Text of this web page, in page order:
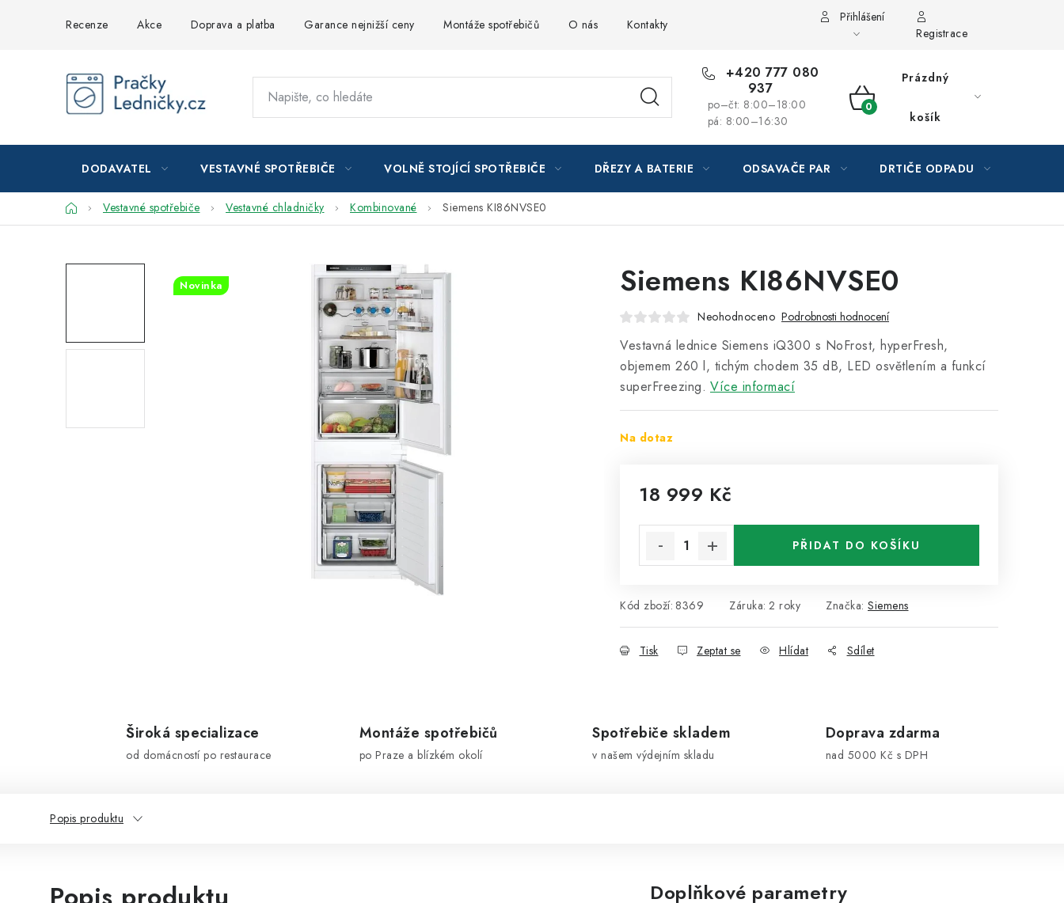
Recenze Akce Doprava a platba Garance nejnižší ceny Montáže spotřebičů O nás Kontakty
Přihlášení
Registrace
+420 777 080
937
po–čt: 8:00–18:00
pá: 8:00–16:30
NÁKUPNÍ
Prázdný
košík
DODAVATEL VESTAVNÉ SPOTŘEBIČE VOLNĚ STOJÍCÍ SPOTŘEBIČE DŘEZY A BATERIE ODSAVAČE PAR DRTIČE ODPADU
DomůVestavné spotřebiče Vestavné chladničky Kombinované Siemens KI86NVSE0
Siemens KI86NVSE0
Neohodnoceno Podrobnosti hodnocení
Vestavná lednice Siemens iQ300 s NoFrost, hyperFresh,
objemem 260 l, tichým chodem 35 dB, LED osvětlením a funkcí
superFreezing. Více informací
Na dotaz
18 999 Kč
PŘIDAT DO KOŠÍKU
Kód zboží: 8369 Záruka: 2 roky Značka: Siemens
Tisk Zeptat se Hlídat Sdílet
Novinka
Široká specializace
od domácností po restaurace
Montáže spotřebičů
po Praze a blízkém okolí
Spotřebiče skladem
v našem výdejním skladu
Doprava zdarma
nad 5000 Kč s DPH
Popis produktu
Doplňkové parametry